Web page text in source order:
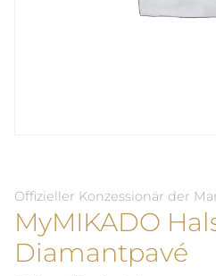
Offizieller Konzessionär der
MyMIKADO
Diamantpavé